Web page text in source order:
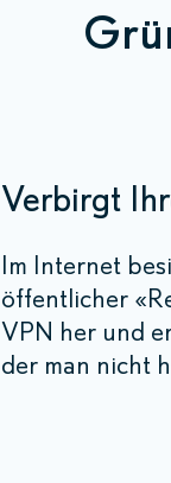
Verbirgt
Im Internet
öffentlicher
VPN her und
der man nicht